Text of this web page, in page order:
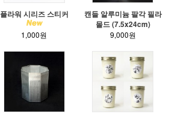
플라워 시리즈 스티커
1,000원
캔들 알루미늄 팔각 필라
몰드 (7.5x24cm)
9,000원